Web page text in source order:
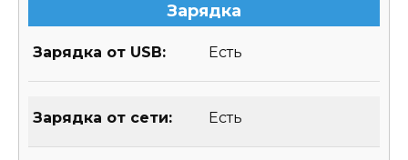
Зарядка
Зарядка от USB: Есть
Зарядка от сети: Есть